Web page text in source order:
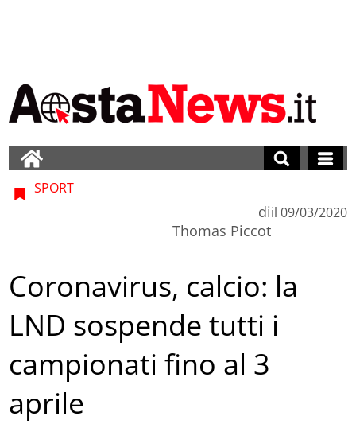
SPORT
di
Thomas Piccot
il 09/03/2020
Coronavirus, calcio: la
LND sospende tutti i
campionati fino al 3
aprile